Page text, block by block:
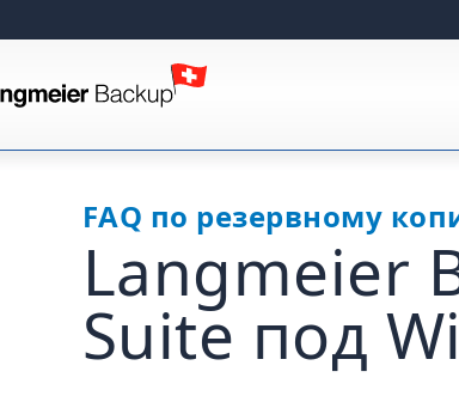
FAQ по резервному
Langmeier
Suite под